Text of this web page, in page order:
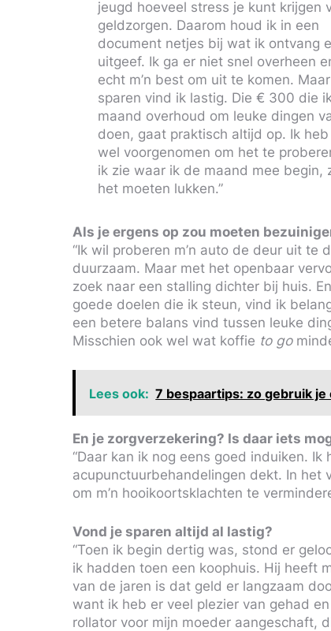
jeugd hoeveel stress je kunt krijgen
geldzorgen. Daarom houd ik in een
document netjes bij wat ik ontvang
uitgeef. Ik ga er niet snel overheen
echt m’n best om uit te komen. Maar
sparen vind ik lastig. Die € 300 die
maand overhoud om leuke dingen
doen, gaat praktisch altijd op. Ik heb
wel voorgenomen om het te
ik zie waar ik de maand mee begin,
het moeten lukken.”
Als je ergens op zou moeten
“Ik wil proberen m’n auto de deur uit
duurzaam. Maar met het openbaar
zoek naar een stalling dichter bij huis.
goede doelen die ik steun, vind ik
een betere balans vind tussen leuke
Misschien ook wel wat koffie to go
Lees ook: 7 bespaartips: zo gebruik
En je zorgverzekering? Is daar iets
“Daar kan ik nog eens goed induiken.
acupunctuurbehandelingen dekt. In het
om m’n hooikoortsklachten te
Vond je sparen altijd al lastig?
“Toen ik begin dertig was, stond er
ik hadden toen een koophuis. Hij heeft
van de jaren is dat geld er langzaam
want ik heb er veel plezier van gehad
rollator voor mijn moeder aangeschaft,